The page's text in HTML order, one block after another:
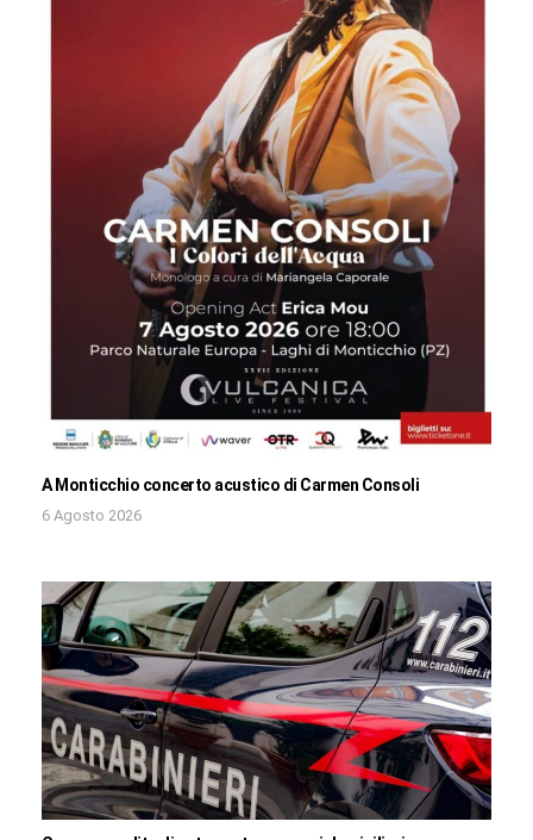
A Monticchio concerto acustico di Carmen Consoli
6 Agosto 2026